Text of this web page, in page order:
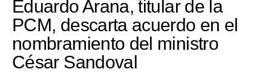
Economía
Mercados
Perú
Eduardo Arana, titular de la
PCM, descarta acuerdo en el
nombramiento del ministro
César Sandoval